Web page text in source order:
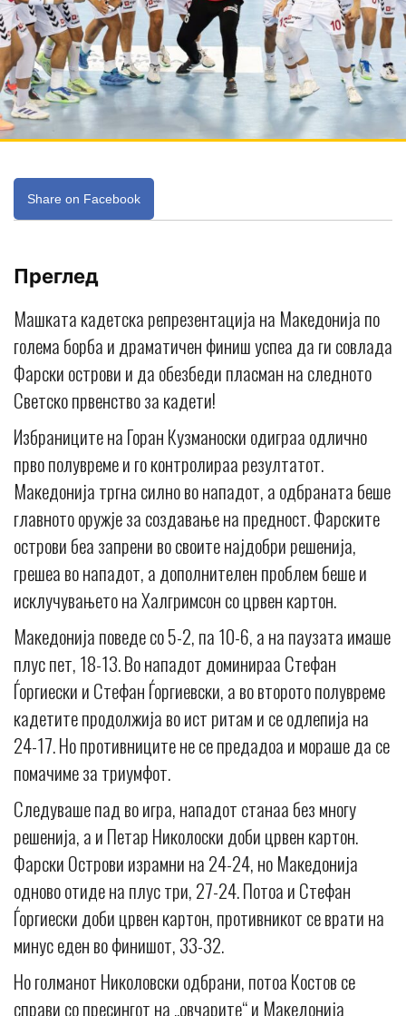
Share on Facebook
Преглед
Машката кадетска репрезентација на Македонија по
голема борба и драматичен финиш успеа да ги совлада
Фарски острови и да обезбеди пласман на следното
Светско првенство за кадети!
Избраниците на Горан Кузманоски одиграа одлично
прво полувреме и го контролираа резултатот.
Македонија тргна силно во нападот, а одбраната беше
главното оружје за создавање на предност. Фарските
острови беа запрени во своите најдобри решенија,
грешеа во нападот, а дополнителен проблем беше и
исклучувањето на Халгримсон со црвен картон.
Македонија поведе со 5-2, па 10-6, а на паузата имаше
плус пет, 18-13. Во нападот доминираа Стефан
Ѓоргиески и Стефан Ѓоргиевски, а во второто полувреме
кадетите продолжија во ист ритам и се одлепија на
24-17. Но противниците не се предадоа и мораше да се
помачиме за триумфот.
Следуваше пад во игра, нападот станаа без многу
решенија, а и Петар Николоски доби црвен картон.
Фарски Острови израмни на 24-24, но Македонија
одново отиде на плус три, 27-24. Потоа и Стефан
Ѓоргиески доби црвен картон, противникот се врати на
минус еден во финишот, 33-32.
Но голманот Николовски одбрани, потоа Костов се
справи со пресингот на „овчарите“ и Македонија